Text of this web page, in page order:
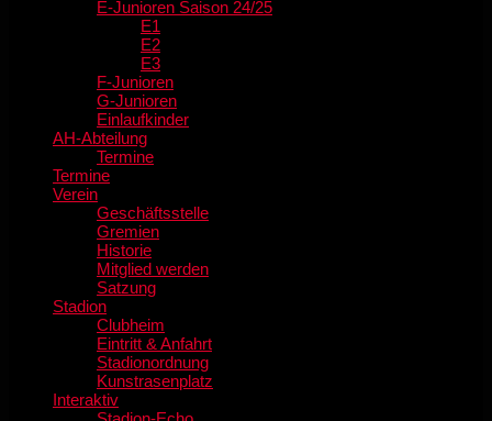
E-Junioren Saison 24/25
E1
E2
E3
F-Junioren
G-Junioren
Einlaufkinder
AH-Abteilung
Termine
Termine
Verein
Geschäftsstelle
Gremien
Historie
Mitglied werden
Satzung
Stadion
Clubheim
Eintritt & Anfahrt
Stadionordnung
Kunstrasenplatz
Interaktiv